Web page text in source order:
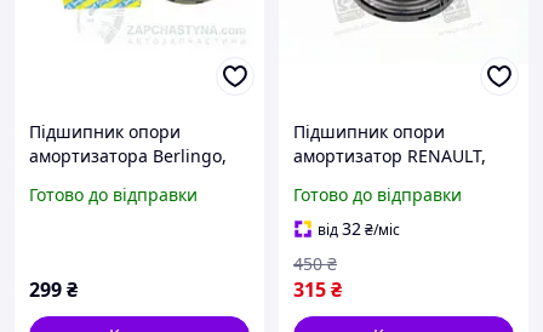
Підшипник опори
амортизатора Berlingo,
CK2, виробник: SNR, код:
Готово до відправки
299₴
Підшипник опори
амортизатор RENAULT,
M259.01
Готово до відправки
від32₴/міс
315₴
450 ₴